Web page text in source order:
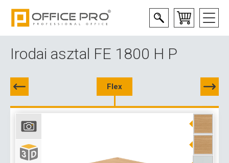
Irodai asztal FE 1800 H P
Flex